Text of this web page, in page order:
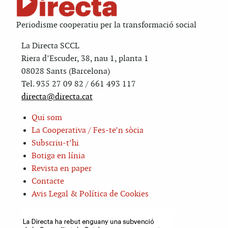
Periodisme cooperatiu per la transformació social
La Directa SCCL
Riera d’Escuder, 38, nau 1, planta 1
08028 Sants (Barcelona)
Tel. 935 27 09 82 / 661 493 117
directa@directa.cat
Qui som
La Cooperativa / Fes-te’n sòcia
Subscriu-t’hi
Botiga en línia
Revista en paper
Contacte
Avis Legal & Política de Cookies